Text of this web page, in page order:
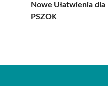
Nowe Ułatwienia
PSZOK